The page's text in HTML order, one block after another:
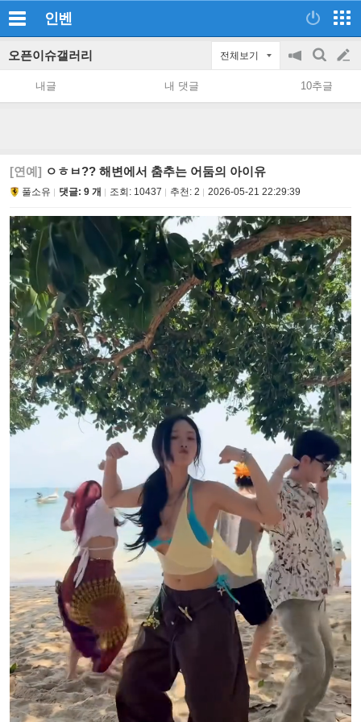
인벤
오픈이슈갤러리 전체보기
공
지
on/off
검
색
글
쓰
내글 내 댓글 10추글
[연예] ㅇㅎㅂ?? 해변에서 춤추는 어둠의 아이유
풀소유 댓글: 9 개 조회: 10437 추천: 2 2026-05-21 22:29:39